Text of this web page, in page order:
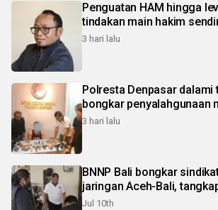
Penguatan HAM hingga
tindakan main hakim
3 hari lalu
Polresta Denpasar dalami
bongkar penyalahgunaan
3 hari lalu
BNNP Bali bongkar
jaringan Aceh-Bali,
Jul 10th